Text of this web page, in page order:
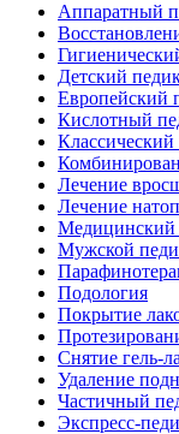
Аппаратный
Детский
Европейский
Кислотный
Лечение
Лечение
Медицинский
Мужской
Подология
Покрытие
Снятие гель-
Удаление
Частичный
Экспресс-